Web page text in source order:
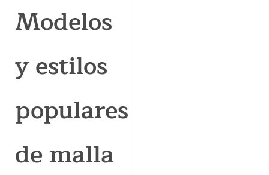
Modelos
y estilos
populares
de malla